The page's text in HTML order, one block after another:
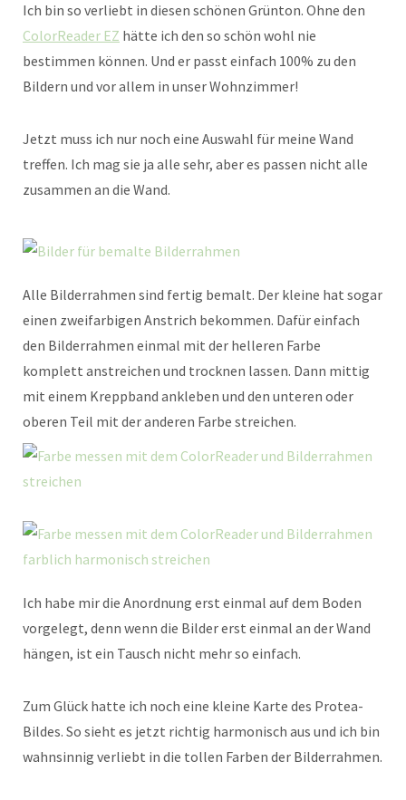
Ich bin so verliebt in diesen schönen Grünton. Ohne den
ColorReader EZ hätte ich den so schön wohl nie
bestimmen können. Und er passt einfach 100% zu den
Bildern und vor allem in unser Wohnzimmer!
Jetzt muss ich nur noch eine Auswahl für meine Wand
treffen. Ich mag sie ja alle sehr, aber es passen nicht alle
zusammen an die Wand.
Alle Bilderrahmen sind fertig bemalt. Der kleine hat sogar
einen zweifarbigen Anstrich bekommen. Dafür einfach
den Bilderrahmen einmal mit der helleren Farbe
komplett anstreichen und trocknen lassen. Dann mittig
mit einem Kreppband ankleben und den unteren oder
oberen Teil mit der anderen Farbe streichen.
Ich habe mir die Anordnung erst einmal auf dem Boden
vorgelegt, denn wenn die Bilder erst einmal an der Wand
hängen, ist ein Tausch nicht mehr so einfach.
Zum Glück hatte ich noch eine kleine Karte des Protea-
Bildes. So sieht es jetzt richtig harmonisch aus und ich bin
wahnsinnig verliebt in die tollen Farben der Bilderrahmen.